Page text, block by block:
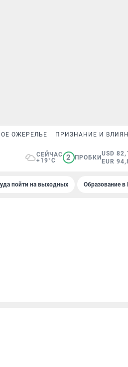
ОЖЕРЕЛЬЕ ПРИЗНАНИЕ И
СЕЙЧАС
+19°C
2 ПРОБКИ
USD
EUR
пойти на выходных Образование в